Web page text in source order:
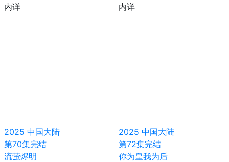
内详
内详
2025 中国大陆
第70集完结
流萤烬明
2025 中国大陆
第72集完结
你为皇我为后